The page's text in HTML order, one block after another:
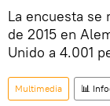
La encuesta
de 2015 en
Unido a 4.001
Multimedia 📊